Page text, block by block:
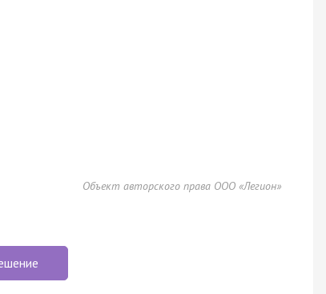
Объект авторского права ООО «Легион»